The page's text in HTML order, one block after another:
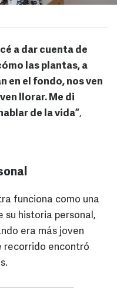
a dar cuenta de
las plantas, a
en el fondo, nos ven
llorar. Me di
de la vida”,
funciona como una
su historia personal,
era más joven
recorrido encontró